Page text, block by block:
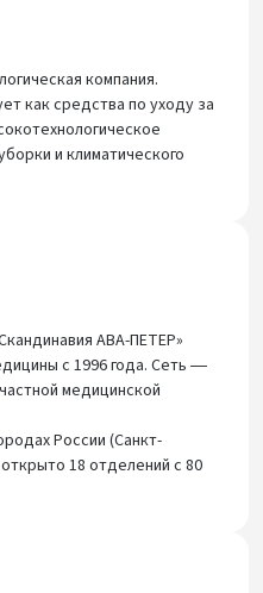
компания.
как средства по уходу за
и климатического
АВА-ПЕТЕР»
с 1996 года. Сеть ―
медицинской
России (Санкт-
18 отделений с 80